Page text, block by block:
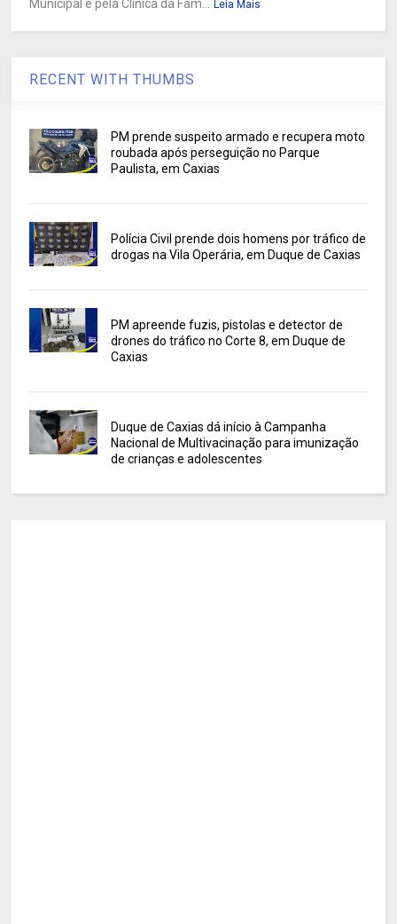
Municipal e pela Clínica da Fam...
Leia Mais
RECENT WITH THUMBS
PM prende suspeito armado e recupera moto
roubada após perseguição no Parque
Paulista, em Caxias
Polícia Civil prende dois homens por tráfico de
drogas na Vila Operária, em Duque de Caxias
PM apreende fuzis, pistolas e detector de
drones do tráfico no Corte 8, em Duque de
Caxias
Duque de Caxias dá início à Campanha
Nacional de Multivacinação para imunização
de crianças e adolescentes